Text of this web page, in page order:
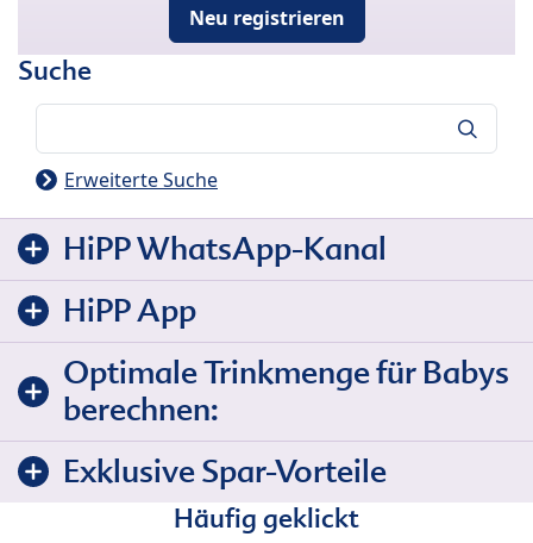
Neu registrieren
Suche
Erweiterte Suche
HiPP WhatsApp-Kanal
HiPP App
Optimale Trinkmenge für Babys
berechnen:
Exklusive Spar-Vorteile
Häufig geklickt